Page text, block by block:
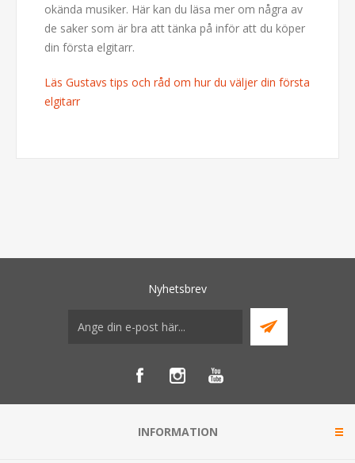
okända musiker. Här kan du läsa mer om några av
de saker som är bra att tänka på inför att du köper
din första elgitarr.
Läs Gustavs tips och råd om hur du väljer din första
elgitarr
Nyhetsbrev
INFORMATION